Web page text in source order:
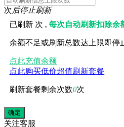
次后停止刷新
已刷新 次 ,每次自动刷新扣除余
余额不足或刷新总数达上限即停
点此充值余额
点此购买低价超值刷新套餐
刷新套餐剩余次数0次
关注客服